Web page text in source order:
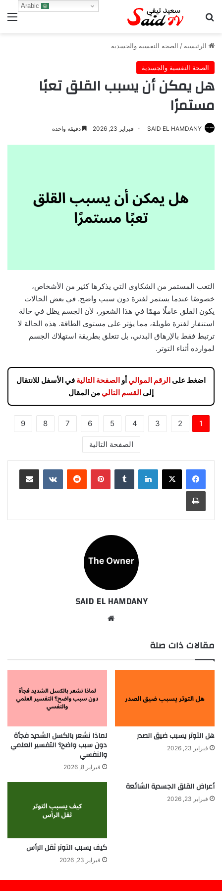
بحث عن
الرئيسية / الصحة النفسية والجسدية
الصحة النفسية والجسدية
هل يمكن أن يسبب القلق تعبًا
مستمرًا
SAID EL HAMDANY فبراير 23, 2026 دقيقة واحدة
التعب المستمر من الشكاوى التي يذكرها كثير من الأشخاص،
خصوصًا عندما يستمر لفترة دون سبب واضح. في بعض الحالات
يكون القلق عاملًا مهمًا في هذا الشعور، لأن الجسم يظل في حالة
استنفار لفترة طويلة، مما يؤثر على مستوى الطاقة. هذه الحالة لا
ترتبط فقط بالإرهاق البدني، بل تتعلق بطريقة استهلاك الجسم
لموارده أثناء التوتر.
اضغط على الرقم الموالي أو الصفحة التالية في الأسفل للانتقال
إلى القسم التالي من المقال
1
2
3
4
5
6
7
8
9
الصفحة التالية
لينكدإن بينتيريست مشاركة عبر البريد
طباعة
SAID EL HAMDANY
مقالات ذات صلة
هل التوتر يسبب ضيق الصدر
فبراير 23, 2026
لماذا نشعر بالكسل الشديد فجأة
دون سبب واضح؟ التفسير العلمي
والنفسي
فبراير 8, 2026
أعراض القلق الجسدية الشائعة
فبراير 23, 2026
كيف يسبب التوتر ثقل الرأس
فبراير 23, 2026